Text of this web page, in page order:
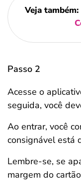
Veja também:
Passo 2
Acesse o
seguida, você
Ao entrar, você
consignável está
Lembre-se, se
margem do